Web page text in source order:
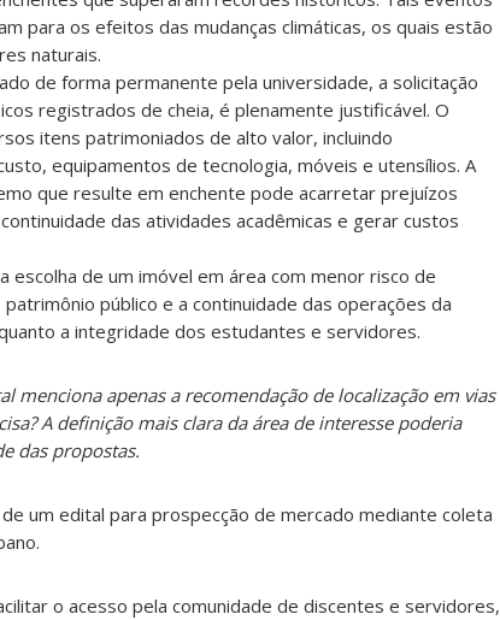
para os efeitos das mudanças climáticas, os quais estão
naturais.
de forma permanente pela universidade, a solicitação
registrados de cheia, é plenamente justificável. O
itens patrimoniados de alto valor, incluindo
equipamentos de tecnologia, móveis e utensílios. A
que resulte em enchente pode acarretar prejuízos
das atividades acadêmicas e gerar custos
de um imóvel em área com menor risco de
público e a continuidade das operações da
a integridade dos estudantes e servidores.
apenas a recomendação de localização em vias
A definição mais clara da área de interesse poderia
das propostas.
um edital para prospecção de mercado mediante coleta
o acesso pela comunidade de discentes e servidores,